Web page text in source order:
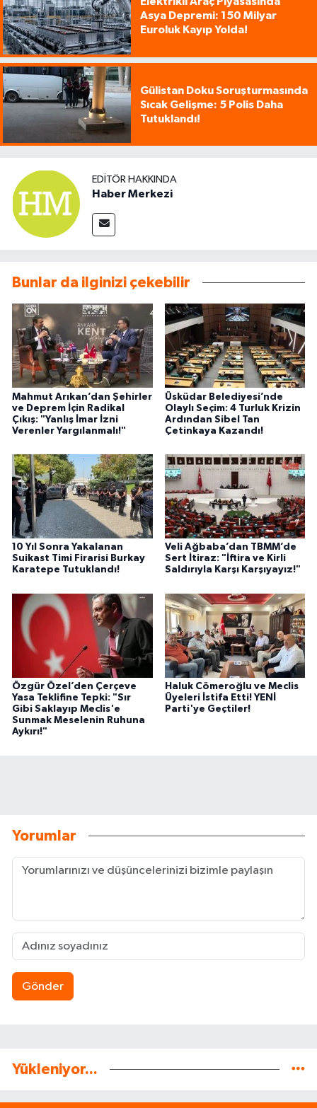
Asya Depremi: 150 Milyar
Euroluk Kayıp Yolda!
Gülistan Doku Soruşturmasında
Sıcak Gelişme: 5 Polis Daha
Tutuklandı!
EDITÖR HAKKINDA
Haber Merkezi
Bunlar da ilginizi çekebilir
Mahmut Arıkan’dan Şehirler
ve Deprem İçin Radikal
Çıkış: "Yanlış İmar İzni
Verenler Yargılanmalı!"
Üsküdar Belediyesi’nde
Olaylı Seçim: 4 Turluk Krizin
Ardından Sibel Tan
Çetinkaya Kazandı!
10 Yıl Sonra Yakalanan
Suikast Timi Firarisi Burkay
Karatepe Tutuklandı!
Veli Ağbaba’dan TBMM’de
Sert İtiraz: "İftira ve Kirli
Saldırıyla Karşı Karşıyayız!"
Özgür Özel’den Çerçeve
Yasa Teklifine Tepki: "Sır
Gibi Saklayıp Meclis'e
Sunmak Meselenin Ruhuna
Aykırı!"
Haluk Cömeroğlu ve Meclis
Üyeleri İstifa Etti! YENİ
Parti'ye Geçtiler!
Yorumlar
Gönder
Yükleniyor...